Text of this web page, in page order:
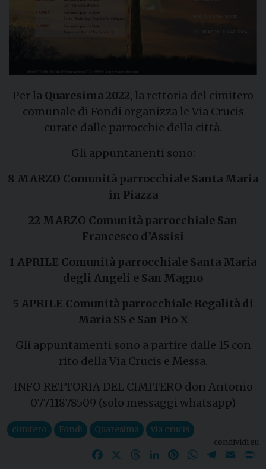
Per la Quaresima 2022, la rettoria del cimitero
comunale di Fondi organizza le Via Crucis
curate dalle parrocchie della città.
Gli appuntanenti sono:
8 MARZO Comunità parrocchiale Santa Maria
in Piazza
22 MARZO Comunità parrocchiale San
Francesco d’Assisi
1 APRILE Comunità parrocchiale Santa Maria
degli Angeli e San Magno
5 APRILE Comunità parrocchiale Regalità di
Maria SS e San Pio X
Gli appuntamenti sono a partire dalle 15 con
rito della Via Crucis e Messa.
INFO RETTORIA DEL CIMITERO don Antonio
07711878509 (solo messaggi whatsapp)
cimitero Fondi Quaresima via crucis
condividi su
Facebook ThreadsLinkedInPinterestWhatsApp
Telegram
Email